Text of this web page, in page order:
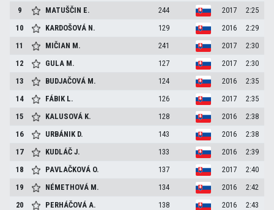
9
MATUŠČIN E. 244 2017
2:25
10
KARDOŠOVÁ N. 129 2016
2:29
11
MIČIAN M. 241 2017
2:30
12
GULA M. 127 2017
2:30
13
BUDJAČOVÁ M. 124 2016
2:35
14
FÁBIK L. 126 2017
2:35
15
KALUSOVÁ K. 128 2016
2:38
16
URBÁNIK D. 143 2016
2:38
17
KUDLÁČJ. 133 2016
2:39
18
PAVLAČKOVÁ O. 137 2017
2:40
19
NÉMETHOVÁ M. 134 2016
2:42
20
PERHÁČOVÁA. 138 2016
2:43